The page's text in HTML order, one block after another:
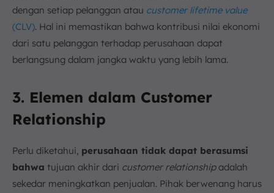
dengan setiap pelanggan atau customer lifetime value
(CLV). Hal ini memastikan bahwa kontribusi nilai ekonomi
dari satu pelanggan terhadap perusahaan dapat
berlangsung dalam jangka waktu yang lebih lama.
3. Elemen dalam Customer
Relationship
Perlu diketahui, perusahaan tidak dapat berasumsi
bahwa tujuan akhir dari customer relationshipadalah
sekedar meningkatkan penjualan. Pihak berwenang harus